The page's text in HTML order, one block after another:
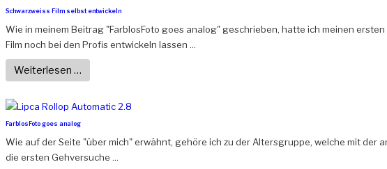
Schwarzweiss Film selbst entwickeln
Wie in meinem Beitrag "FarblosFoto goes analog" geschrieben, hatte ich meinen ersten
Film noch bei den Profis entwickeln lassen ...
Weiterlesen …
FarblosFoto goes analog
Wie auf der Seite "über mich" erwähnt, gehöre ich zu der Altersgruppe, welche mit der
die ersten Gehversuche ...